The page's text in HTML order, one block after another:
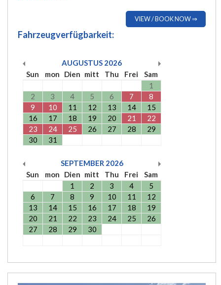
VIEW / BOOK NOW ⇒
Fahrzeugverfügbarkeit:
AUGUSTUS 2026
Sun
mon Dien mitt Thu Frei
Sam
1
2
3 4 5 6 7
8
9
10 11 12 13 14
15
16
17 18 19 20 21
22
23
24 25 26 27 28
29
30
31
SEPTEMBER 2026
Sun
mon Dien mitt Thu Frei
Sam
1
2 3 4
5
6
7 8 9 10 11
12
13
14 15 16 17 18
19
20
21 22 23 24 25
26
27
28 29 30